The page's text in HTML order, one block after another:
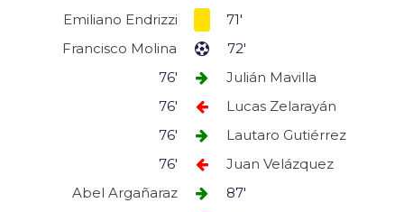
Emiliano Endrizzi
71'
Francisco Molina
72'
Julián Mavilla
76'
Lucas Zelarayán
76'
Lautaro Gutiérrez
76'
Juan Velázquez
76'
Abel Argañaraz
87'